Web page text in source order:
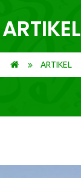
ARTIKEL
ARTIKEL